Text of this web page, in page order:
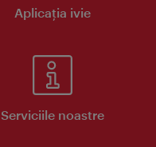
Aplicaţia ivie
Serviciile noastre